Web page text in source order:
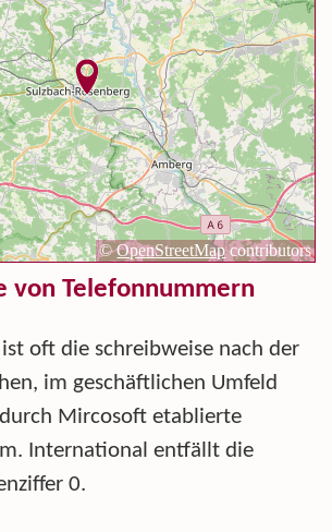
von Telefonnummern
ist oft die schreibweise nach der
im geschäftlichen Umfeld
Mircosoft etablierte
International entfällt die
0.